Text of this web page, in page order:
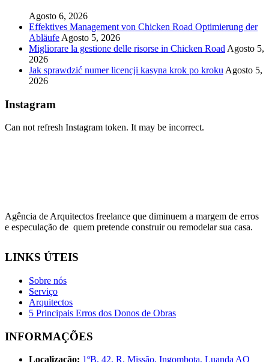
Agosto 6, 2026
Effektives Management von Chicken Road Optimierung der
Abläufe Agosto 5, 2026
Migliorare la gestione delle risorse in Chicken Road Agosto 5,
2026
Jak sprawdzić numer licencji kasyna krok po kroku Agosto 5,
2026
Instagram
Can not refresh Instagram token. It may be incorrect.
Agência de Arquitectos freelance que diminuem a margem de erros
e especulação de quem pretende construir ou remodelar sua casa.
LINKS ÚTEIS
Sobre nós
Serviço
Arquitectos
5 Principais Erros dos Donos de Obras
INFORMAÇÕES
Localização: 1ºB, 42, R. Missão, Ingombota, Luanda AO